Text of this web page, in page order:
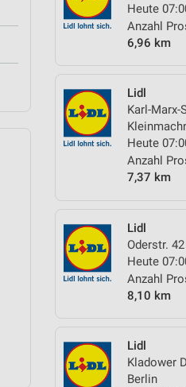
Heute
Anzahl
6,96 km
Lidl
Karl-Marx-
Heute
Anzahl
7,37 km
Lidl
Oderstr.
Heute
Anzahl
8,10 km
Lidl
Kladower
Berlin